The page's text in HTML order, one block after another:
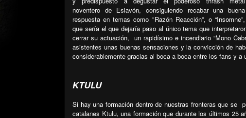
noventero de Eslavón, consiguiendo recabar una buena
respuesta en temas como "Razón Reacción”, o “Insomne”,
que sería el que dejaría paso al único tema que
cerrar su actuación, un rapidísimo e incendiario “Mono
asistentes unas buenas sensaciones y la convicción de
considerablemente gracias al boca a boca entre los fans y
KTULU
Si hay una formación dentro de nuestras fronteras que se
catalanes Ktulu, una formación que durante los últimos 25